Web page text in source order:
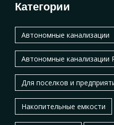
Категории
Автономные канализации
Автономные канализации
Для поселков и
Накопительные емкости